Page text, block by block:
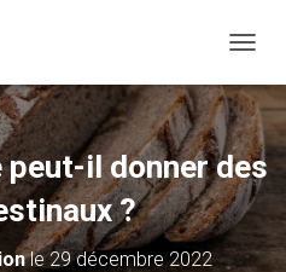
peut-il donner des
?
le29 décembre 2022